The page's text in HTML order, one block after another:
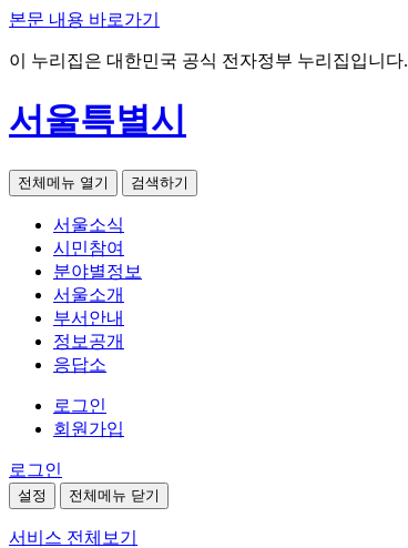
본문 내용 바로가기
이 누리집은 대한민국 공식 전자정부 누리집입니다.
서울특별시
전체메뉴 열기 검색하기
서울소식
시민참여
분야별정보
서울소개
부서안내
정보공개
응답소
로그인
회원가입
로그인
설정 전체메뉴 닫기
서비스 전체보기